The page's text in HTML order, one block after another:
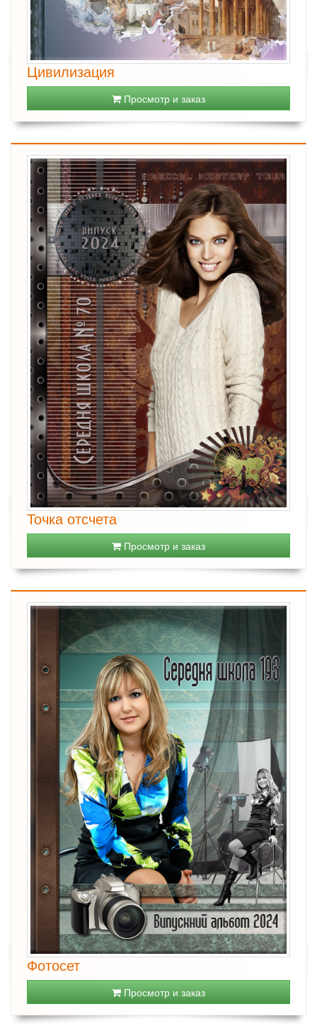
Цивилизация
Просмотр и заказ
Точка отсчета
Просмотр и заказ
Фотосет
Просмотр и заказ